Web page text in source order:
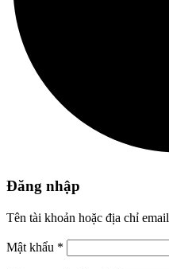
Đăng nhập
Tên tài khoản hoặc địa chỉ email
Mật khẩu *